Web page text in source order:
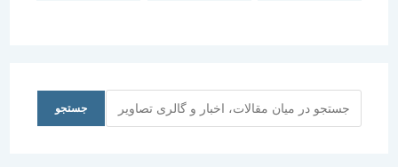
زندگینامه
دکتر عمید
جستجو